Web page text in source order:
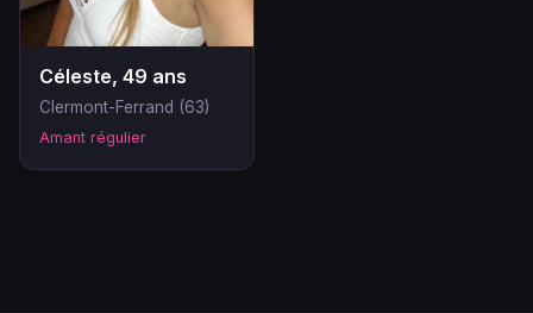
Céleste, 49 ans
Clermont-Ferrand (63)
Amant régulier